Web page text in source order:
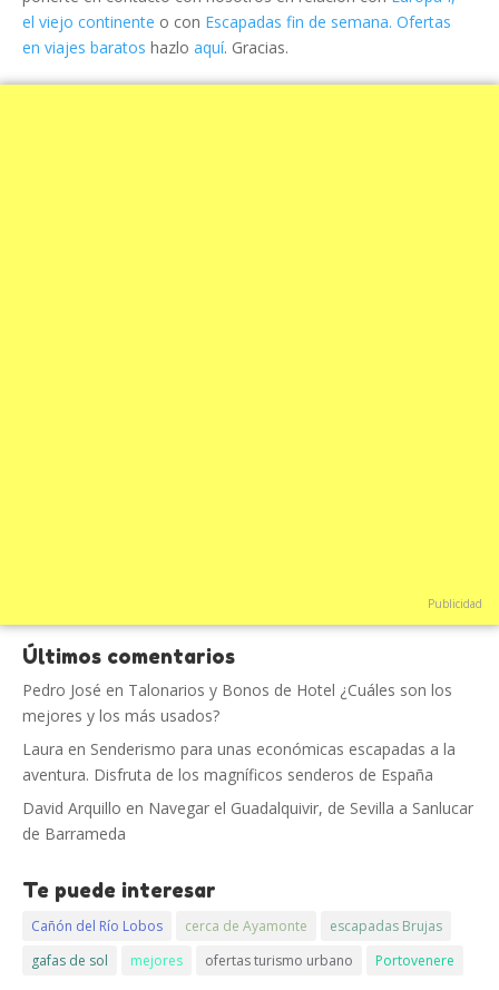
el viejo continente o con Escapadas fin de semana. Ofertas
en viajes baratos hazlo aquí. Gracias.
Publicidad
Últimos comentarios
Pedro José en Talonarios y Bonos de Hotel ¿Cuáles son los
mejores y los más usados?
Laura en Senderismo para unas económicas escapadas a la
aventura. Disfruta de los magníficos senderos de España
David Arquillo en Navegar el Guadalquivir, de Sevilla a Sanlucar
de Barrameda
Te puede interesar
Cañón del Río Lobos cerca de Ayamonte
escapadas Brujas
gafas de sol
mejores ofertas turismo urbano Portovenere